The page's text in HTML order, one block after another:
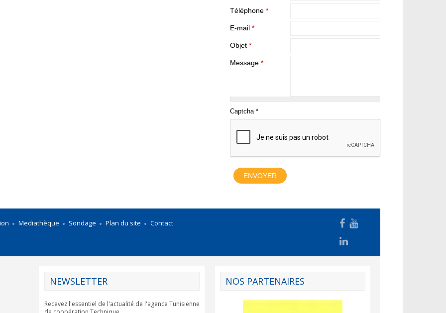
Téléphone *
E-mail *
Objet *
Message *
Mediathèque Sondage Plan du site Contact
NOS PARTENAIRES
NEWSLETTER
Recevez l'essentiel de l'actualité de l'agence Tunisienne